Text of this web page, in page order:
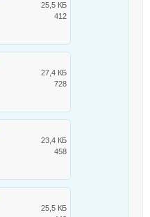
25,5 КБ
412
27,4 КБ
728
23,4 КБ
458
25,5 КБ